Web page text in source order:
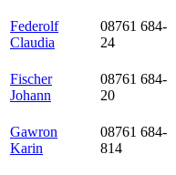
Federolf
Claudia
08761 684-
24
Fischer
Johann
08761 684-
20
Gawron
Karin
08761 684-
814